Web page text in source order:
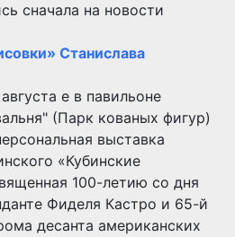
сначала на новости
Станислава
е в павильоне
(Парк кованых фигур)
выставка
«Кубинские
100-летию со дня
Фиделя Кастро и 65-й
десанта американских